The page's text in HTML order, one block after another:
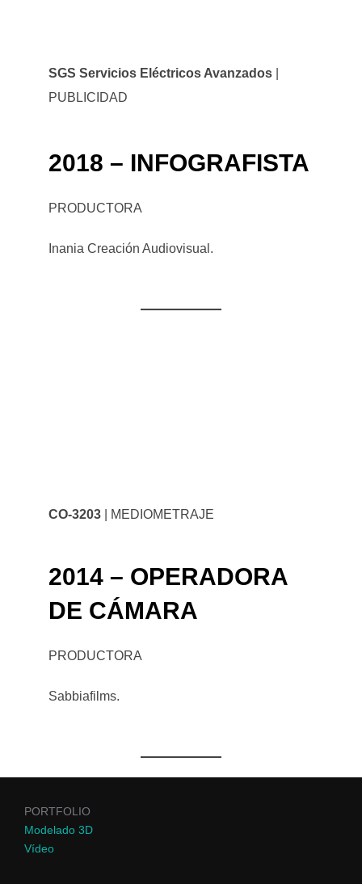
SGS Servicios Eléctricos Avanzados
PUBLICIDAD
2018 – INFOGRAFISTA
PRODUCTORA
Inania Creación Audiovisual.
CO-3203 | MEDIOMETRAJE
2014 – OPERADORA
DE CÁMARA
PRODUCTORA
Sabbiafilms.
PORTFOLIO
Modelado 3D
Vídeo